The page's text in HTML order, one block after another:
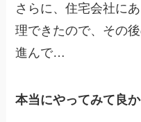
さらに、住宅会社に
理できたので、その
進んで…
本当にやってみて良